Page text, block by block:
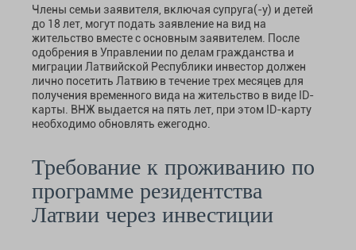
Члены семьи заявителя, включая супруга(-у) и детей
до 18 лет, могут подать заявление на вид на
жительство вместе с основным заявителем. После
одобрения в Управлении по делам гражданства и
миграции Латвийской Республики инвестор должен
лично посетить Латвию в течение трех месяцев для
получения временного вида на жительство в виде ID-
карты. ВНЖ выдается на пять лет, при этом ID-карту
необходимо обновлять ежегодно.
Требование к проживанию по
программе резидентства
Латвии через инвестиции